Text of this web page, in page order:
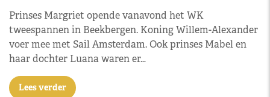
Prinses Margriet opende vanavond het WK
tweespannen in Beekbergen. Koning Willem-Alexander
voer mee met Sail Amsterdam. Ook prinses Mabel en
haar dochter Luana waren er…
Lees verder